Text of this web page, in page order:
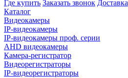
Где купить Заказать звонок Доставка
Каталог
Видеокамеры
IP-видеокамеры
IP-видеокамеры проф. серии
AHD видеокамеры
Камера-регистратор
Видеорегистраторы
IP-видеорегистраторы